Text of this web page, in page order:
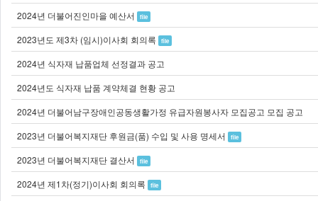
2024년 더불어진인마을 예산서 file
2023년도 제3차 (임시)이사회 회의록 file
2024년 식자재 납품업체 선정결과 공고
2024년도 식자재 납품 계약체결 현황 공고
2024년 더불어남구장애인공동생활가정 유급자원봉사자 모집공고 모집 공고
2023년 더불어복지재단 후원금(품) 수입 및 사용 명세서
file
2023년 더불어복지재단 결산서 file
2024년 제1차(정기)이사회 회의록 file